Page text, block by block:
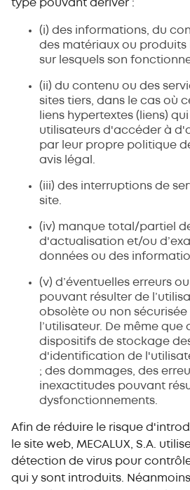
type pouvant dériver :
(i) des informations, du
des matériaux ou produits
sur lesquels son
(ii) du contenu ou des
sites tiers, dans le cas où
liens hypertextes (liens)
utilisateurs d'accéder à
par leur propre politique
avis légal.
(iii) des interruptions de
site.
(iv) manque total/partiel
d'actualisation et/ou
données ou des
(v) d’éventuelles erreurs
pouvant résulter de
obsolète ou non
l’utilisateur. De même
dispositifs de stockage
d'identification de
; des dommages, des
inexactitudes pouvant
dysfonctionnements.
Afin de réduire le risque
le site web, MECALUX, S.A.
détection de virus pour
qui y sont introduits.